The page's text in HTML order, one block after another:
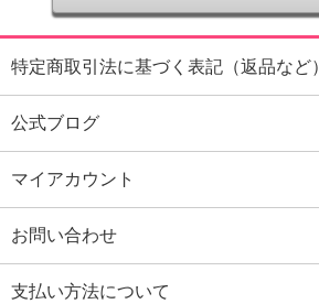
特定商取引法に基づく表記（返品など）
公式ブログ
マイアカウント
お問い合わせ
支払い方法について